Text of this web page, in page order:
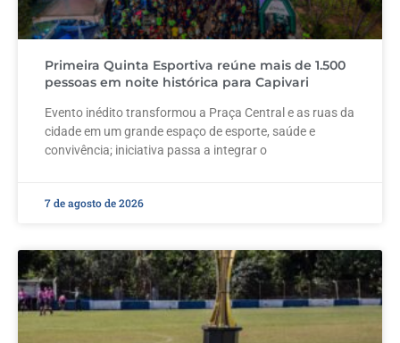
Primeira Quinta Esportiva reúne mais de 1.500
pessoas em noite histórica para Capivari
Evento inédito transformou a Praça Central e as ruas da
cidade em um grande espaço de esporte, saúde e
convivência; iniciativa passa a integrar o
7 de agosto de 2026